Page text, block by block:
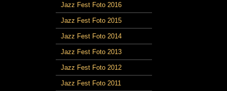
Jazz Fest Foto 2016
Jazz Fest Foto 2015
Jazz Fest Foto 2014
Jazz Fest Foto 2013
Jazz Fest Foto 2012
Jazz Fest Foto 2011